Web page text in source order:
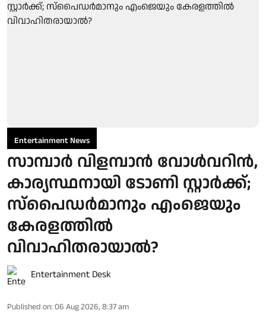
Entertainment News
സാമ്പാർ വിളമ്പാൻ വോൾവറിൻ,
കാര്യസ്ഥനായി ടോണി സ്റ്റാർക്ക്;
സ്പൈഡർമാനും എംജെയും
കേരളത്തിൽ
വിവാഹിതരായാൽ?
Entertainment Desk
Published on: 06 Aug 2026, 8:37 am